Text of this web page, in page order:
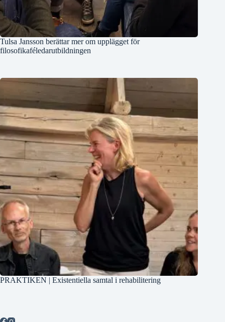
Tulsa Jansson berättar mer om upplägget för
filosofikaféledarutbildningen
PRAKTIKEN | Existentiella samtal i rehabilitering